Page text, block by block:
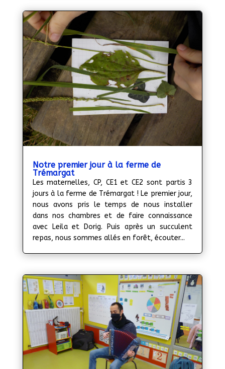
Notre premier jour à la ferme de
Trémargat
Les maternelles, CP, CE1 et CE2 sont partis 3
jours à la ferme de Trémargat ! Le premier jour,
nous avons pris le temps de nous installer
dans nos chambres et de faire connaissance
avec Leila et Dorig. Puis après un succulent
repas, nous sommes allés en forêt, écouter...